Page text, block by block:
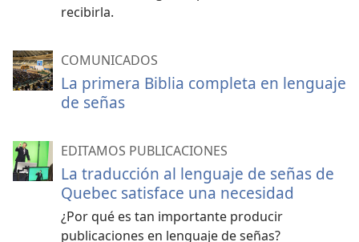
recibirla.
COMUNICADOS
La primera Biblia completa en lenguaje
de señas
EDITAMOS PUBLICACIONES
La traducción al lenguaje de señas de
Quebec satisface una necesidad
¿Por qué es tan importante producir
publicaciones en lenguaje de señas?